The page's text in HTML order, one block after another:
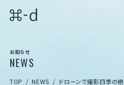
お知らせ
NEWS
TOP NEWS ドローンで撮影四季の